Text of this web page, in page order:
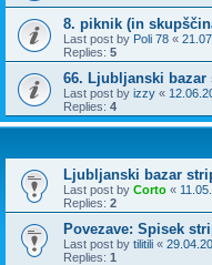
8. piknik (in
Last post by Poli 78 «
Replies: 5
66. Ljubljanski bazar
Last post by izzy «
Replies: 4
Ljubljanski bazar
Last post by Corto «
Replies: 2
Povezave: Spisek
Last post by tilitili «
Replies: 1